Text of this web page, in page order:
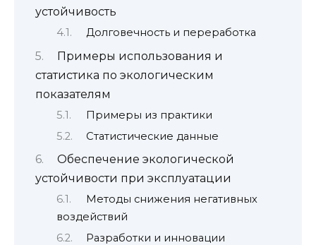
устойчивость
Долговечность и переработка
Примеры использования и
статистика по экологическим
показателям
Примеры из практики
Статистические данные
Обеспечение экологической
устойчивости при эксплуатации
Методы снижения негативных
воздействий
Разработки и инновации